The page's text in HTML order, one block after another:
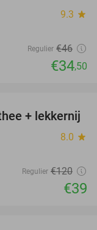
9.3 star
Regulier €46
€34,50
68%
+ lekkernij
8.0 star
Regulier €120
€39